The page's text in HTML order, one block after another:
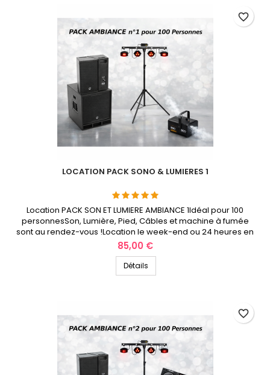
LOCATION PACK SONO & LUMIERES 1
Location PACK SON ET LUMIERE AMBIANCE 1Idéal pour 100
personnesSon, Lumière, Pied, Câbles et machine à fumée
sont au rendez-vous !Location le week-end ou 24 heures en
semaineSonoPulse Location des hauts-de-France
Prix
85,00 €
Détails
favorite_border
favorite_border